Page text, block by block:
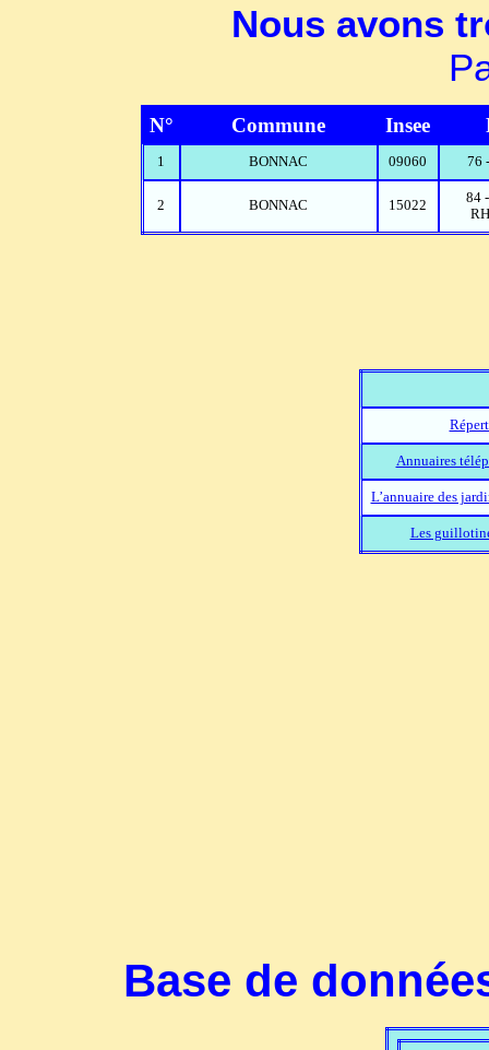
Nous avons
N° Commune Insee
1 BONNAC 09060 76
2 BONNAC 15022
84
Annuaires
L’annuaire des
Les
Base de